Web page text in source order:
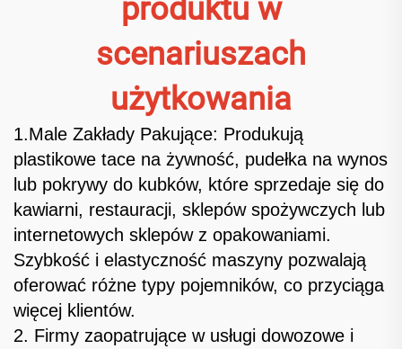
produktu w
scenariuszach
użytkowania
1.Male Zakłady Pakujące: Produkują
plastikowe tace na żywność, pudełka na wynos
lub pokrywy do kubków, które sprzedaje się do
kawiarni, restauracji, sklepów spożywczych lub
internetowych sklepów z opakowaniami.
Szybkość i elastyczność maszyny pozwalają
oferować różne typy pojemników, co przyciąga
więcej klientów.
2. Firmy zaopatrujące w usługi dowozowe i